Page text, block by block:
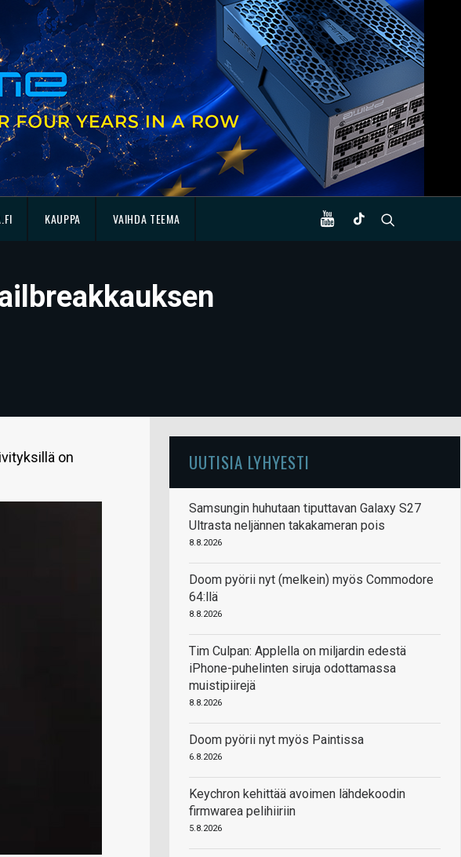
KAUPPA VAIHDA TEEMA
on
UUTISIA LYHYESTI
Samsungin huhutaan tiputtavan Galaxy S27
Ultrasta neljännen takakameran pois
8.8.2026
Doom pyörii nyt (melkein) myös Commodore
64:llä
8.8.2026
Tim Culpan: Applella on miljardin edestä
iPhone-puhelinten siruja odottamassa
muistipiirejä
8.8.2026
Doom pyörii nyt myös Paintissa
6.8.2026
Keychron kehittää avoimen lähdekoodin
firmwarea pelihiiriin
5.8.2026